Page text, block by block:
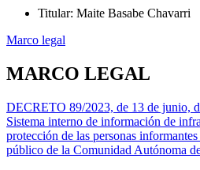
Titular: Maite Basabe Chavarri
Marco legal
MARCO LEGAL
DECRETO 89/2023, de 13 de junio,
Sistema interno de información de
protección de las personas
público de la Comunidad Autónoma